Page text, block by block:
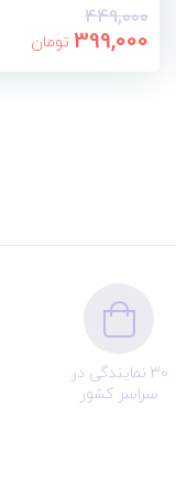
449,000
399,000 تومان
30 نمایندگی در
سراسر کشور